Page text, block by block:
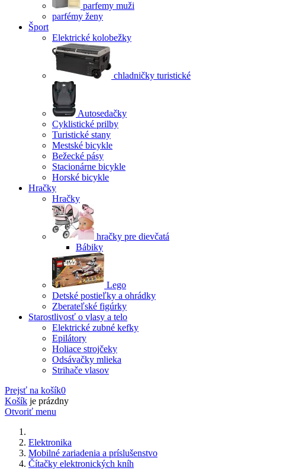
parfemy muži
parfémy ženy
Šport
Elektrické kolobežky
chladničky turistické
Autosedačky
Cyklistické prilby
Turistické stany
Mestské bicykle
Bežecké pásy
Stacionárne bicykle
Horské bicykle
Hračky
Hračky
hračky pre dievčatá
Bábiky
Lego
Detské postieľky a ohrádky
Zberateľské figúrky
Starostlivosť o vlasy a telo
Elektrické zubné kefky
Epilátory
Holiace strojčeky
Odsávačky mlieka
Strihače vlasov
Prejsť na košík0
Košík je prázdny
Otvoriť menu
Elektronika
Mobilné zariadenia a príslušenstvo
Čítačky elektronických kníh